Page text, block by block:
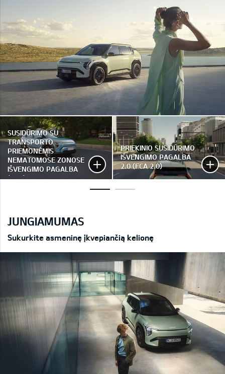
SUSIDŪRIMO SU
TRANSPORTO
PRIEMONĖMIS
NEMATOMOSE ZONOSE
IŠVENGIMO PAGALBA
(BCA)
PRIEKINIO SUSIDŪRIMO
IŠVENGIMO PAGALBA
2.0 (FCA 2.0)
JUNGIAMUMAS
Sukurkite asmeninę įkvepiančią kelionę